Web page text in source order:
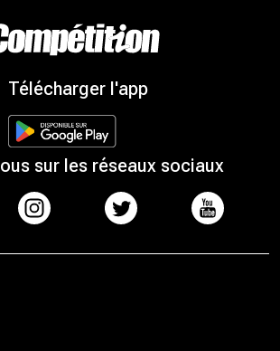
Télécharger l'app
sur les réseaux sociaux